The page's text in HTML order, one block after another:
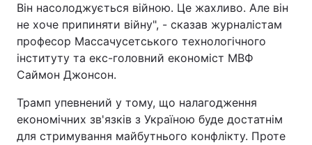
Він насолоджується війною. Це жахливо. Але він
не хоче припиняти війну", - сказав журналістам
професор Массачусетського технологічного
інституту та екс-головний економіст МВФ
Саймон Джонсон.
Трамп упевнений у тому, що налагодження
економічних зв'язків з Україною буде достатнім
для стримування майбутнього конфлікту. Проте